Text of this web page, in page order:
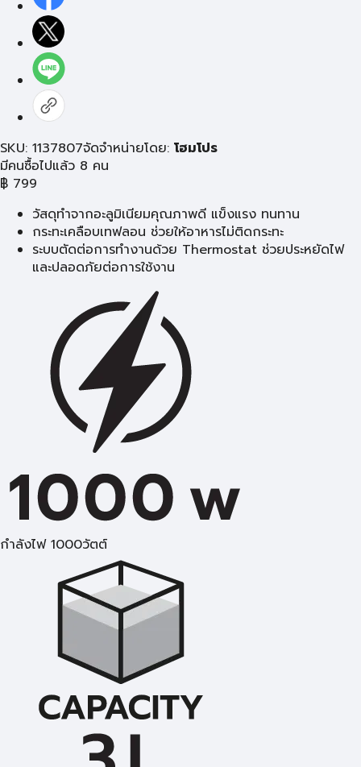
SKU: 1137807จัดจำหน่ายโดย: โฮมโปร
มีคนซื้อไปแล้ว 8 คน
฿ 799
วัสดุทำจากอะลูมิเนียมคุณภาพดี แข็งแรง ทนทาน
กระทะเคลือบเทฟลอน ช่วยให้อาหารไม่ติดกระทะ
ระบบตัดต่อการทำงานด้วย Thermostat ช่วยประหยัดไฟ
และปลอดภัยต่อการใช้งาน
กำลังไฟ 1000วัตต์